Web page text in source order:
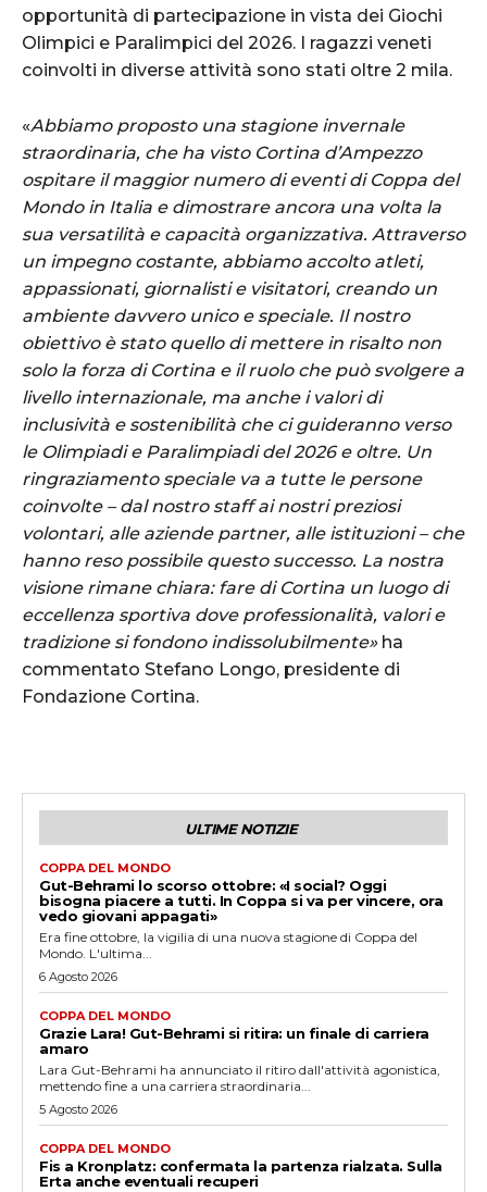
opportunità di partecipazione in vista dei Giochi
Olimpici e Paralimpici del 2026. I ragazzi veneti
coinvolti in diverse attività sono stati oltre 2 mila.
«Abbiamo proposto una stagione invernale
straordinaria, che ha visto Cortina d’Ampezzo
ospitare il maggior numero di eventi di Coppa del
Mondo in Italia e dimostrare ancora una volta la
sua versatilità e capacità organizzativa. Attraverso
un impegno costante, abbiamo accolto atleti,
appassionati, giornalisti e visitatori, creando un
ambiente davvero unico e speciale. Il nostro
obiettivo è stato quello di mettere in risalto non
solo la forza di Cortina e il ruolo che può svolgere a
livello internazionale, ma anche i valori di
inclusività e sostenibilità che ci guideranno verso
le Olimpiadi e Paralimpiadi del 2026 e oltre. Un
ringraziamento speciale va a tutte le persone
coinvolte – dal nostro staff ai nostri preziosi
volontari, alle aziende partner, alle istituzioni – che
hanno reso possibile questo successo. La nostra
visione rimane chiara: fare di Cortina un luogo di
eccellenza sportiva dove professionalità, valori e
tradizione si fondono indissolubilmente»ha
commentato Stefano Longo, presidente di
Fondazione Cortina.
ULTIME NOTIZIE
COPPA DEL MONDO
Gut-Behrami lo scorso ottobre: «I social? Oggi
bisogna piacere a tutti. In Coppa si va per vincere, ora
vedo giovani appagati»
Era fine ottobre, la vigilia di una nuova stagione di Coppa del
Mondo. L'ultima...
6 Agosto 2026
COPPA DEL MONDO
Grazie Lara! Gut-Behrami si ritira: un finale di carriera
amaro
Lara Gut-Behrami ha annunciato il ritiro dall'attività agonistica,
mettendo fine a una carriera straordinaria...
5 Agosto 2026
COPPA DEL MONDO
Fis a Kronplatz: confermata la partenza rialzata. Sulla
Erta anche eventuali recuperi